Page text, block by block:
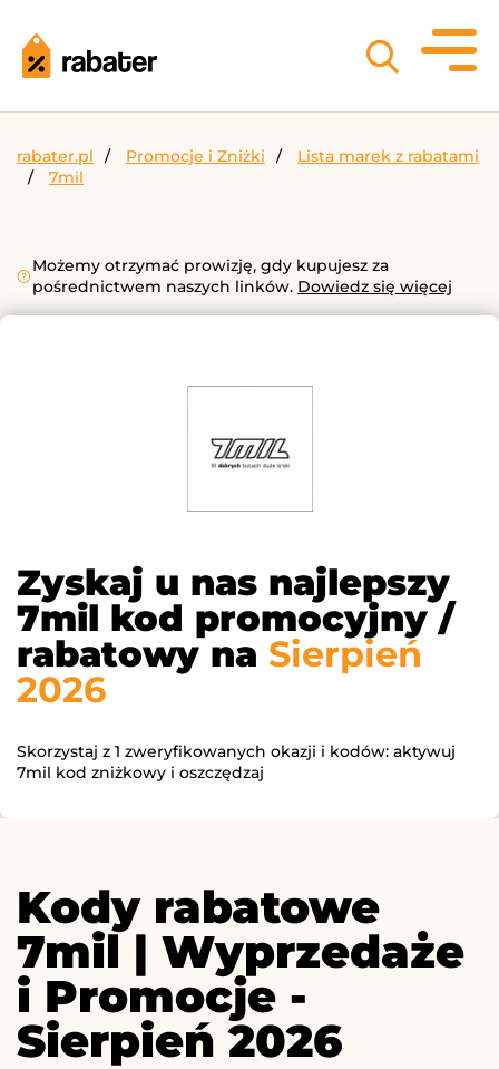
rabater.pl Promocje i Zniżki
Lista marek z rabatami
7mil
Możemy otrzymać prowizję, gdy kupujesz za
pośrednictwem naszych linków. Dowiedz się więcej
Zyskaj u nas najlepszy
7mil kod promocyjny /
rabatowy na Sierpień
2026
Skorzystaj z 1 zweryfikowanych okazji i kodów: aktywuj
7mil kod zniżkowy i oszczędzaj
Kody rabatowe
7mil | Wyprzedaże
i Promocje -
Sierpień 2026